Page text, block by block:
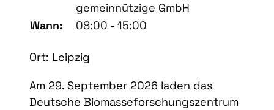
gemeinnützige GmbH
Wann:
08:00 - 15:00
Ort: Leipzig
Am 29. September 2026 laden das
Deutsche Biomasseforschungszentrum